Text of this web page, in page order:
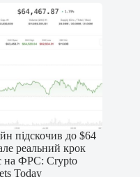
підскочив до $64
реальний крок
на ФРС: Crypto
Today